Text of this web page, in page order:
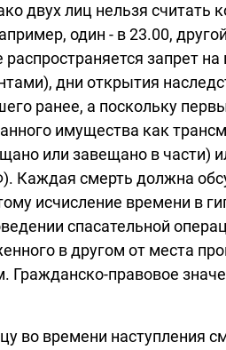
двух лиц нельзя считать
один - в 23.00,
запрет
дни открытия
ранее, а поскольку
имущества как
или завещано в части)
Каждая смерть должна
исчисление времени в
спасательной
в другом от места
правовое
во времени наступления